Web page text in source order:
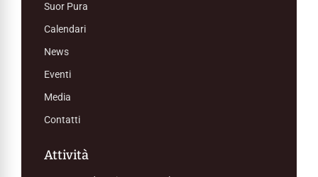
Suor Pura
Calendari
News
Eventi
Media
Contatti
Attività